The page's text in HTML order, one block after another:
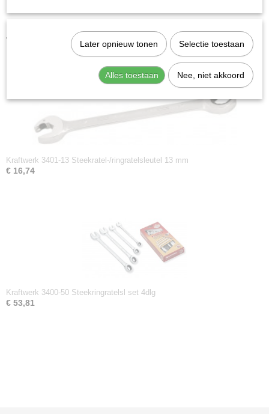
€ 15,12
Kraftwerk 3401-13 Steekratel-/ringratelsleutel 13 mm
€ 16,74
Kraftwerk 3400-50 Steekringratelsl set 4dlg
€ 53,81
Later opnieuw tonen Selectie toestaan
Alles toestaan Nee, niet akkoord